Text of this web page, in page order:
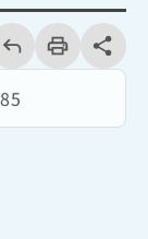
列
印
share分享